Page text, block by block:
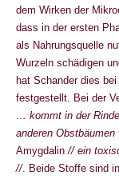
dem Wirken der
dass in der ersten
als Nahrungsquelle
Wurzeln schädigen
hat Schander dies
festgestellt. Bei der
… kommt in der
anderen Obstbäumen
Amygdalin// ein
//. Beide Stoffe sind